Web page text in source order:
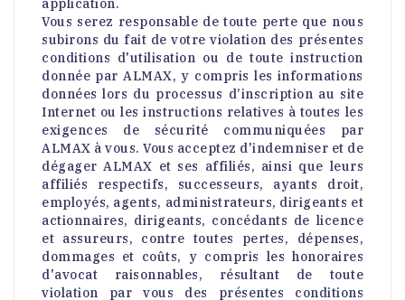
application.
Vous serez responsable de toute perte que nous
subirons du fait de votre violation des présentes
conditions d'utilisation ou de toute instruction
donnée par ALMAX, y compris les informations
données lors du processus d’inscription au site
Internet ou les instructions relatives à toutes les
exigences de sécurité communiquées par
ALMAX à vous. Vous acceptez d'indemniser et de
dégager ALMAX et ses affiliés, ainsi que leurs
affiliés respectifs, successeurs, ayants droit,
employés, agents, administrateurs, dirigeants et
actionnaires, dirigeants, concédants de licence
et assureurs, contre toutes pertes, dépenses,
dommages et coûts, y compris les honoraires
d'avocat raisonnables, résultant de toute
violation par vous des présentes conditions